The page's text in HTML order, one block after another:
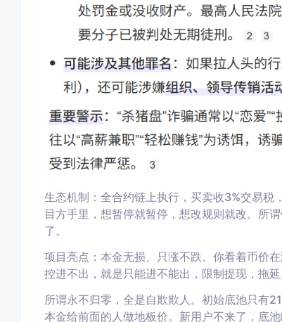
生态机制：全合约链上执行，买卖收3%交易税
目方手里，想暂停就暂停，想改规则就改。所
了。
项目亮点：本金无损、只涨不跌。你看着币价
控进不出，就是只能进不能出，限制提现，拖延
所谓永不归零，全是自欺欺人。初始底池只有
本金给前面的人做地板价。新用户不来了，底